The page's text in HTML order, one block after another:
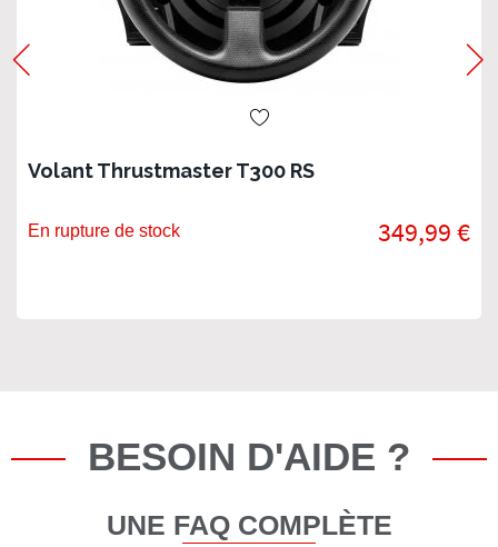
Volant Thrustmaster T300 RS
En rupture de stock 349,99 €
BESOIN D'AIDE ?
UNE FAQ COMPLÈTE